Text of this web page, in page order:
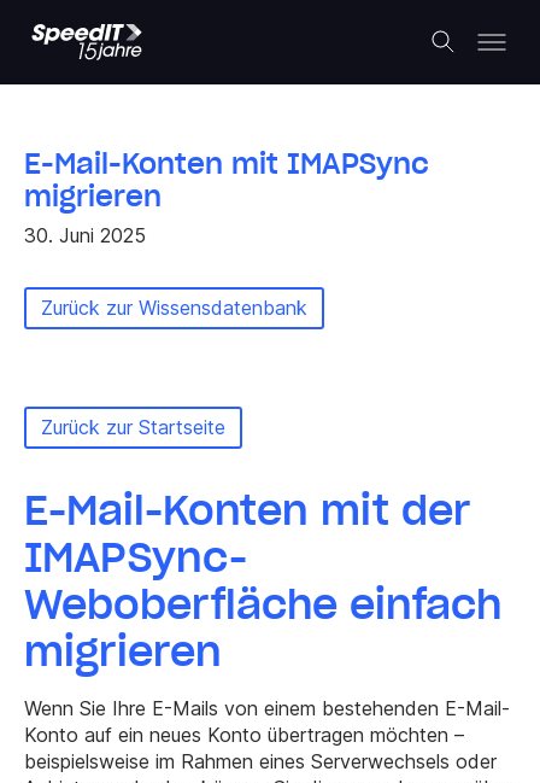
E-Mail-Konten mit IMAPSync
migrieren
30. Juni 2025
Zurück zur Wissensdatenbank
Zurück zur Startseite
E-Mail-Konten mit der
IMAPSync-
Weboberfläche einfach
migrieren
Wenn Sie Ihre E-Mails von einem bestehenden E-Mail-
Konto auf ein neues Konto übertragen möchten –
beispielsweise im Rahmen eines Serverwechsels oder